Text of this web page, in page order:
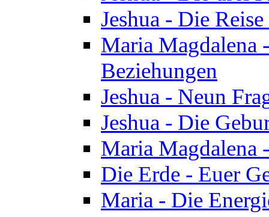
Jeshua - Die
Maria Magdalena
Beziehungen
Jeshua - Neun
Jeshua - Die
Maria Magdalena
Die Erde - Euer
Maria - Die